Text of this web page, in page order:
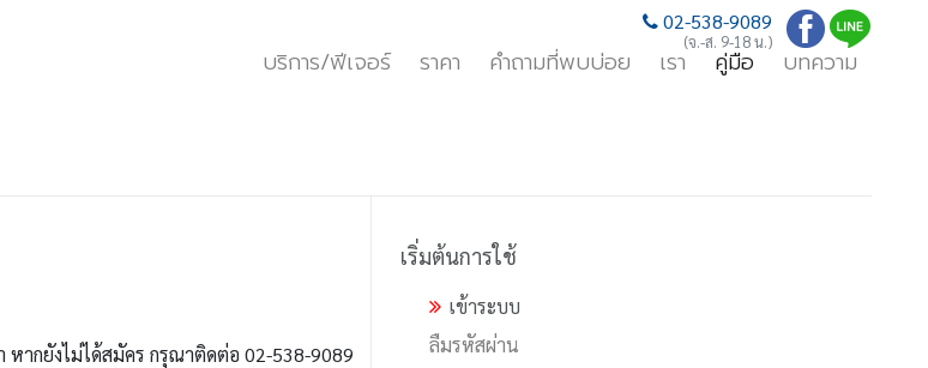
บริการ/ฟีเจอร์ ราคา คำถามที่พบบ่อย เรา คู่มือ บทความ
02-538-9089
(จ.-ส. 9-18 น.)
หากยังไม่ได้สมัคร กรุณาติดต่อ 02-538-9089
เริ่มต้นการใช้
เข้าระบบ
ลืมรหัสผ่าน